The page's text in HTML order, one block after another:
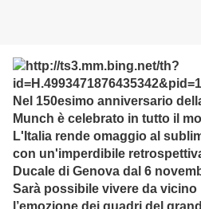
Nel 150esimo anniversario
Munch è celebrato in tutto il
L'Italia rende omaggio al
con un'imperdibile
Ducale di Genova dal 6
Sarà possibile vivere da vicino